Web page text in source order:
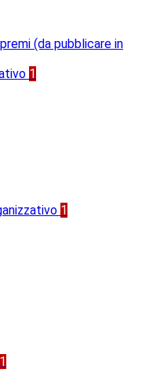
(da pubblicare in
1
1
1